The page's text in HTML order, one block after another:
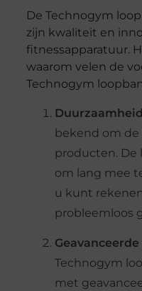
De Technogym
zijn kwaliteit en
fitnessapparatuur.
waarom velen de
Technogym
Duurzaamheid
bekend om
producten. De
om lang mee
u kunt
probleemloos
Technogym
met